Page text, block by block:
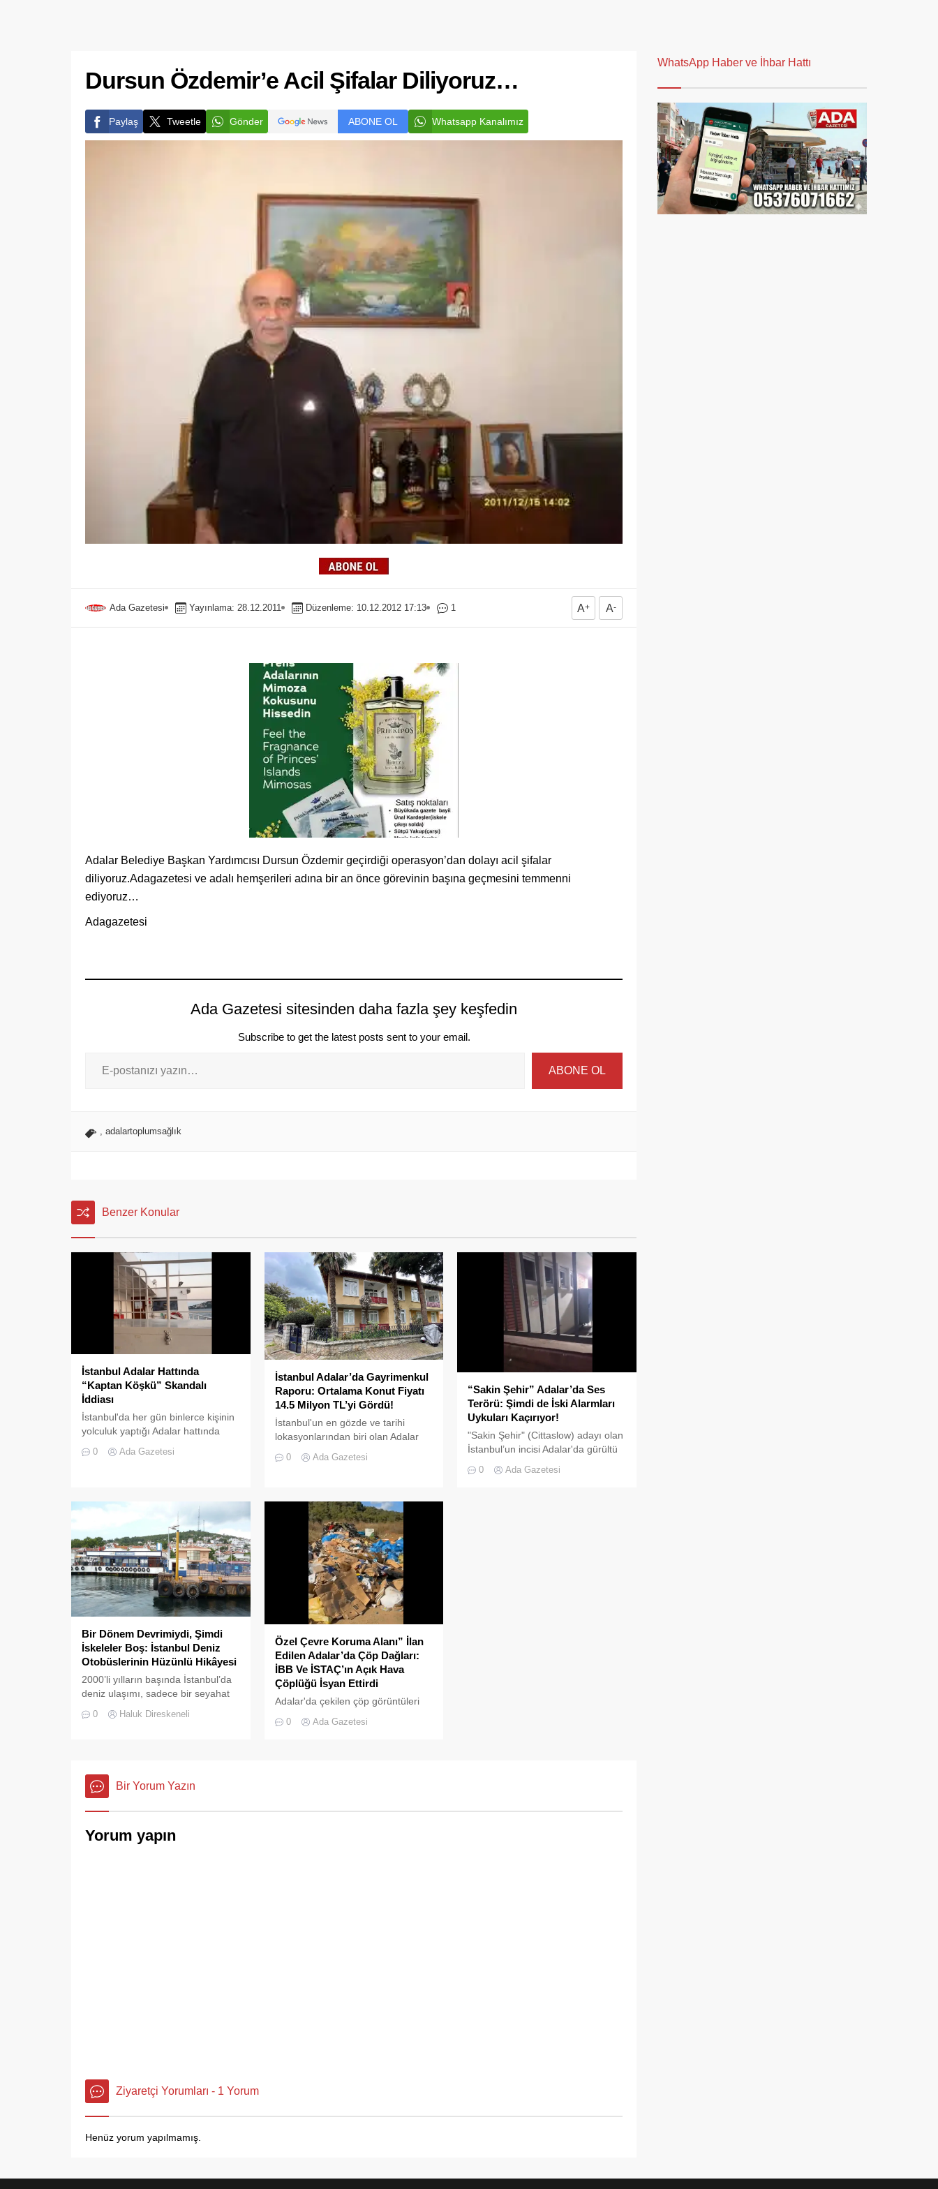
Dursun Özdemir’e Acil Şifalar Diliyoruz…
Paylaş Tweetle Gönder ABONE OL Whatsapp Kanalımız
Ada Gazetesi Yayınlama: 28.12.2011 Düzenleme: 10.12.2012 17:13 1 A+ A-
Adalar Belediye Başkan Yardımcısı Dursun Özdemir geçirdiği operasyon’dan dolayı acil şifalar
diliyoruz.Adagazetesi ve adalı hemşerileri adına bir an önce görevinin başına geçmesini temmenni
ediyoruz…
Adagazetesi
Ada Gazetesi sitesinden daha fazla şey keşfedin
Subscribe to get the latest posts sent to your email.
ABONE OL
adalartoplumsağlık
Benzer Konular
İstanbul Adalar Hattında
“Kaptan Köşkü” Skandalı
İddiası
İstanbul'da her gün binlerce kişinin
yolculuk yaptığı Adalar hattında
kaydedilen görüntüler "bu kadarına
da pes" dedirtti
0 Ada Gazetesi
İstanbul Adalar’da Gayrimenkul
Raporu: Ortalama Konut Fiyatı
14.5 Milyon TL’yi Gördü!
İstanbul'un en gözde ve tarihi
lokasyonlarından biri olan Adalar
piyasasındaki hareketlilik dikkat
0 Ada Gazetesi
“Sakin Şehir” Adalar’da Ses
Terörü: Şimdi de İski Alarmları
Uykuları Kaçırıyor!
"Sakin Şehir" (Cittaslow) adayı olan
İstanbul’un incisi Adalar'da gürültü
kirliliği bitmek bilmiyor.
0 Ada Gazetesi
Bir Dönem Devrimiydi, Şimdi
İskeleler Boş: İstanbul Deniz
Otobüslerinin Hüzünlü Hikâyesi
2000’li yılların başında İstanbul’da
deniz ulaşımı, sadece bir seyahat
aracı değil; Adalar ile kent merkezi
arasında kurulan tıkır tıkır işleyen,
0 Haluk Direskeneli
Özel Çevre Koruma Alanı” İlan
Edilen Adalar’da Çöp Dağları:
İBB Ve İSTAÇ’ın Açık Hava
Çöplüğü İsyan Ettirdi
Adalar'da çekilen çöp görüntüleri
çöpler duyarsız vatandaşlar
0 Ada Gazetesi
Bir Yorum Yazın
Yorum yapın
Ziyaretçi Yorumları - 1 Yorum
Henüz yorum yapılmamış.
WhatsApp Haber ve İhbar Hattı